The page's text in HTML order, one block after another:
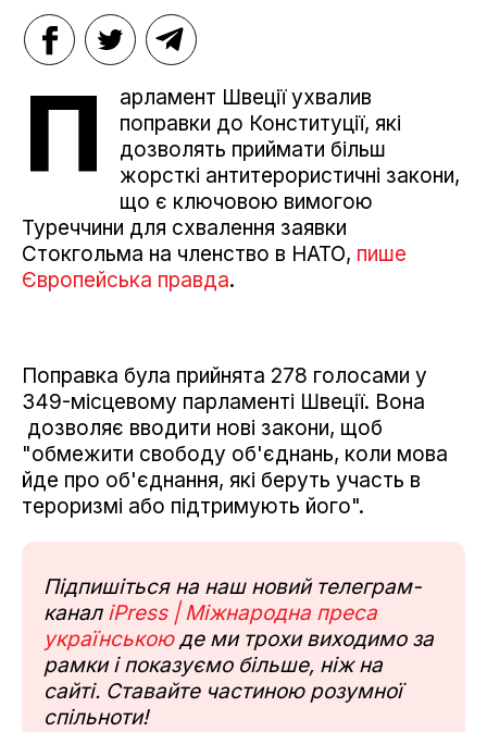
П
арламент Швеції ухвалив
поправки до Конституції, які
дозволять приймати більш
жорсткі антитерористичні закони,
що є ключовою вимогою
Туреччини для схвалення заявки
Стокгольма на членство в НАТО, пише
Європейська правда.
Поправка була прийнята 278 голосами у
349-місцевому парламенті Швеції. Вона
дозволяє вводити нові закони, щоб
"обмежити свободу об'єднань, коли мова
йде про об'єднання, які беруть участь в
тероризмі або підтримують його".
Підпишіться на наш новий телеграм-
канал iPress | Міжнародна преса
українськоюде ми трохи виходимо за
рамки і показуємо більше, ніж на
сайті. Ставайте частиною розумної
спільноти!